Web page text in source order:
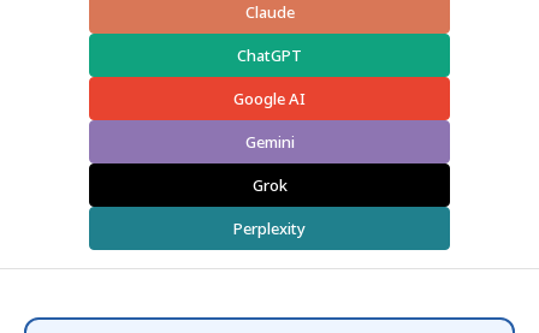
Claude
ChatGPT
Google AI
Gemini
Grok
Perplexity